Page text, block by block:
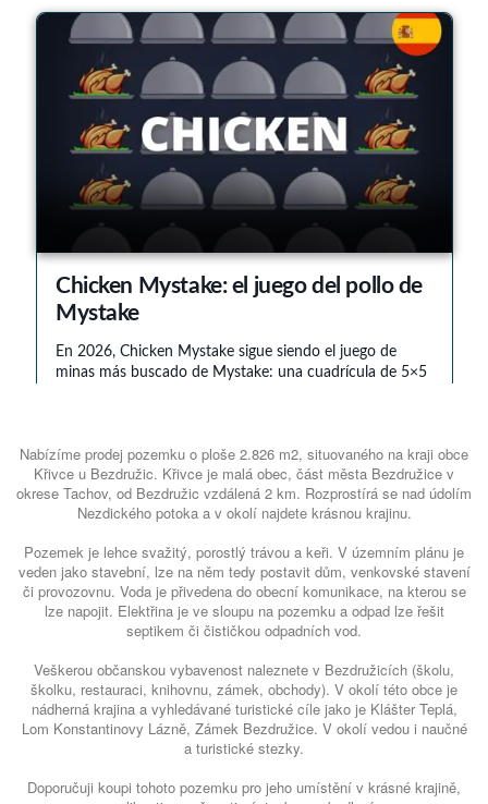
Nabízíme prodej pozemku o ploše 2.826 m2, situovaného na kraji obce
Křivce u Bezdružic. Křivce je malá obec, část města Bezdružice v
okrese Tachov, od Bezdružic vzdálená 2 km. Rozprostírá se nad údolím
Nezdického potoka a v okolí najdete krásnou krajinu.
Pozemek je lehce svažitý, porostlý trávou a keři. V územním plánu je
veden jako stavební, lze na něm tedy postavit dům, venkovské stavení
či provozovnu. Voda je přivedena do obecní komunikace, na kterou se
lze napojit. Elektřina je ve sloupu na pozemku a odpad lze řešit
septikem či čističkou odpadních vod.
Veškerou občanskou vybavenost naleznete v Bezdružicích (školu,
školku, restauraci, knihovnu, zámek, obchody). V okolí této obce je
nádherná krajina a vyhledávané turistické cíle jako je Klášter Teplá,
Lom Konstantinovy Lázně, Zámek Bezdružice. V okolí vedou i naučné
a turistické stezky.
Doporučuji koupi tohoto pozemku pro jeho umístění v krásné krajině,